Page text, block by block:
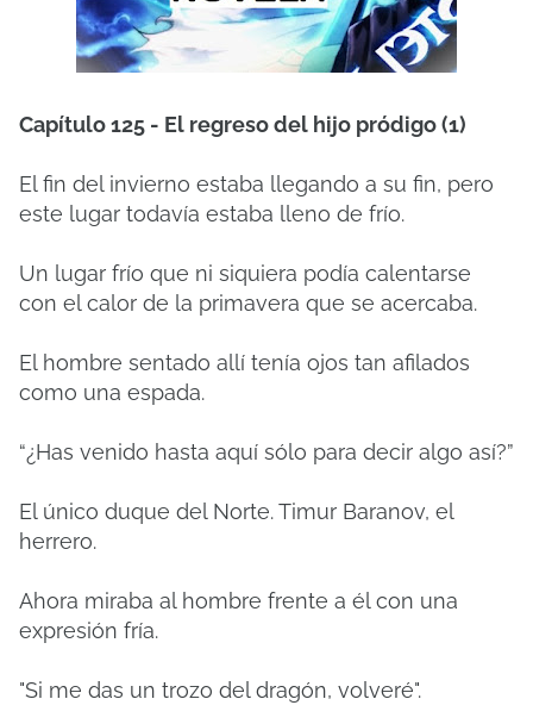
Capítulo 125 - El regreso del hijo pródigo (1)
El fin del invierno estaba llegando a su fin, pero
este lugar todavía estaba lleno de frío.
Un lugar frío que ni siquiera podía calentarse
con el calor de la primavera que se acercaba.
El hombre sentado allí tenía ojos tan afilados
como una espada.
“¿Has venido hasta aquí sólo para decir algo así?”
El único duque del Norte. Timur Baranov, el
herrero.
Ahora miraba al hombre frente a él con una
expresión fría.
"Si me das un trozo del dragón, volveré".